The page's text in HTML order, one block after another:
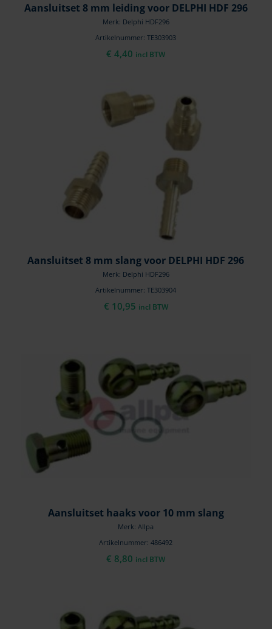
Aansluitset 8 mm leiding voor DELPHI HDF 296
Merk: Delphi HDF296
Artikelnummer: TE303903
€ 4,40 incl BTW
Aansluitset 8 mm slang voor DELPHI HDF 296
Merk: Delphi HDF296
Artikelnummer: TE303904
€ 10,95 incl BTW
Aansluitset haaks voor 10 mm slang
Merk: Allpa
Artikelnummer: 486492
€ 8,80 incl BTW